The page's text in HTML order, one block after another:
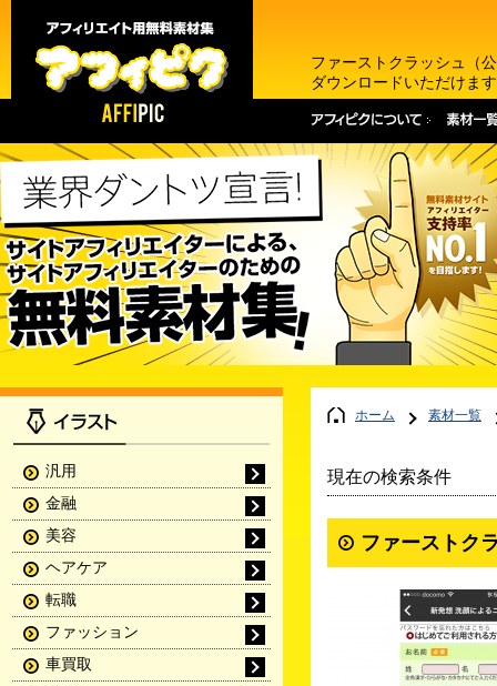
ファーストクラッシュ（
ダウンロードいただけます
ホーム 素材一覧
現在の検索条件
ファーストク
汎用
金融
美容
ヘアケア
転職
ファッション
車買取